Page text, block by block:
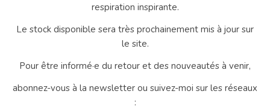
respiration inspirante.
Le stock disponible sera très prochainement mis à jour sur
le site.
Pour être informé·e du retour et des nouveautés à venir,
abonnez-vous à la newsletter ou suivez-moi sur les réseaux
: